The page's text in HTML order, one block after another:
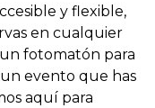
y flexible,
en cualquier
fotomatón para
evento que has
aquí para